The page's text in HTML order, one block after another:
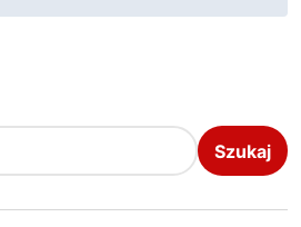
Szukaj